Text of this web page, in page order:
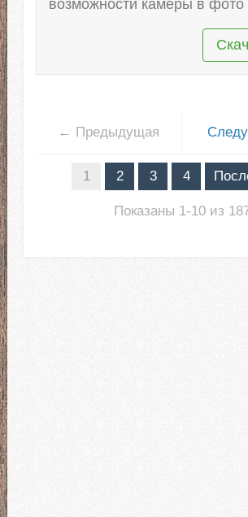
возможности камеры в
← Предыдущая
1 2 3 4
Показаны 1-10 из